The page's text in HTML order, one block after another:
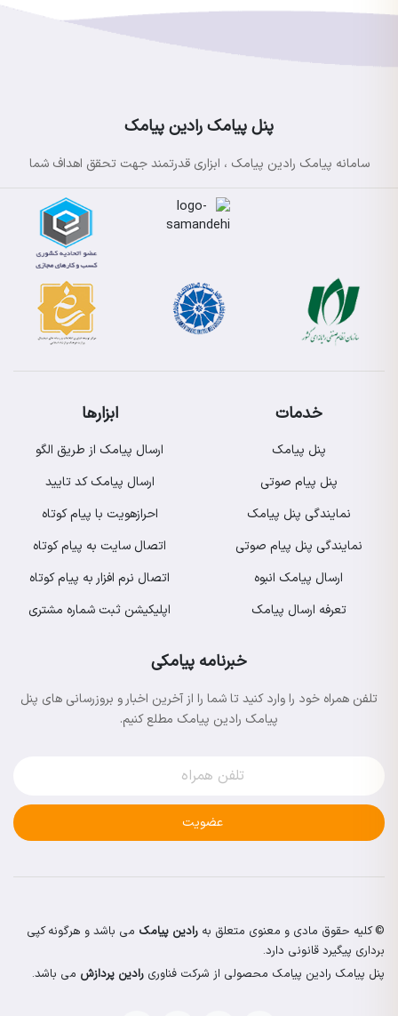
پنل پیامک رادین پیامک
سامانه پیامک رادین پیامک ، ابزاری قدرتمند جهت تحقق اهداف شما
خدمات
پنل پیامک
پنل پیام صوتی
نمایندگی پنل پیامک
نمایندگی پنل پیام صوتی
ارسال پیامک انبوه
تعرفه ارسال پیامک
ابزارها
ارسال پیامک از طریق الگو
ارسال پیامک کد تایید
احرازهویت با پیام کوتاه
اتصال سایت به پیام کوتاه
اتصال نرم افزار به پیام کوتاه
اپلیکیشن ثبت شماره مشتری
خبرنامه پیامکی
تلفن همراه خود را وارد کنید تا شما را از آخرین اخبار و بروزرسانی های پنل
پیامک رادین پیامک مطلع کنیم.
عضویت
© کلیه حقوق مادی و معنوی متعلق به رادین پیامک می باشد و هرگونه کپی
برداری پیگیرد قانونی دارد.
پنل پیامک رادین پیامک محصولی از شرکت فناوری رادین پردازش می باشد.